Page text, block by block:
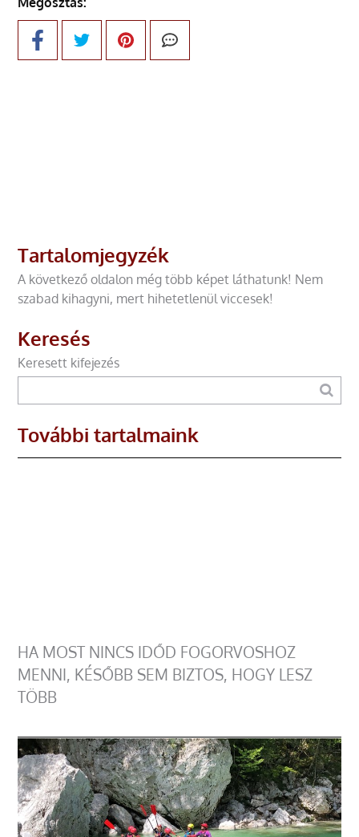
Tartalomjegyzék
A következő oldalon még több képet láthatunk! Nem
szabad kihagyni, mert hihetetlenül viccesek!
Keresés
Keresett kifejezés
További tartalmaink
HA MOST NINCS IDŐD FOGORVOSHOZ
MENNI, KÉSŐBB SEM BIZTOS, HOGY LESZ
TÖBB